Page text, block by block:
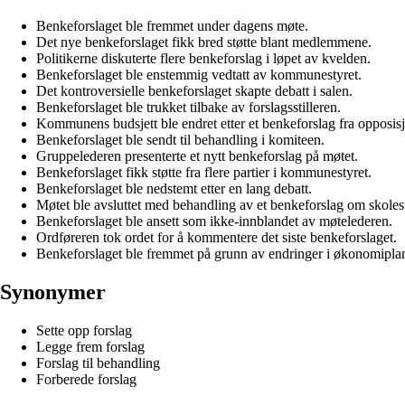
Benkeforslaget ble fremmet under dagens møte.
Det nye benkeforslaget fikk bred støtte blant medlemmene.
Politikerne diskuterte flere benkeforslag i løpet av kvelden.
Benkeforslaget ble enstemmig vedtatt av kommunestyret.
Det kontroversielle benkeforslaget skapte debatt i salen.
Benkeforslaget ble trukket tilbake av forslagsstilleren.
Kommunens budsjett ble endret etter et benkeforslag fra
Benkeforslaget ble sendt til behandling i komiteen.
Gruppelederen presenterte et nytt benkeforslag på møtet.
Benkeforslaget fikk støtte fra flere partier i kommunestyret.
Benkeforslaget ble nedstemt etter en lang debatt.
Møtet ble avsluttet med behandling av et benkeforslag om
Benkeforslaget ble ansett som ikke-innblandet av møtelederen.
Ordføreren tok ordet for å kommentere det siste benkeforslaget.
Benkeforslaget ble fremmet på grunn av endringer i
Synonymer
Sette opp forslag
Legge frem forslag
Forslag til behandling
Forberede forslag